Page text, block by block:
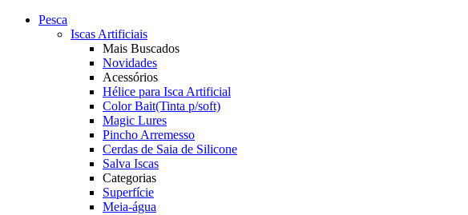
Pesca
Iscas Artificiais
Mais Buscados
Novidades
Acessórios
Hélice para Isca Artificial
Color Bait(Tinta p/soft)
Magic Lures
Pincho Arremesso
Cerdas de Saia de Silicone
Salva Iscas
Categorias
Superfície
Meia-água